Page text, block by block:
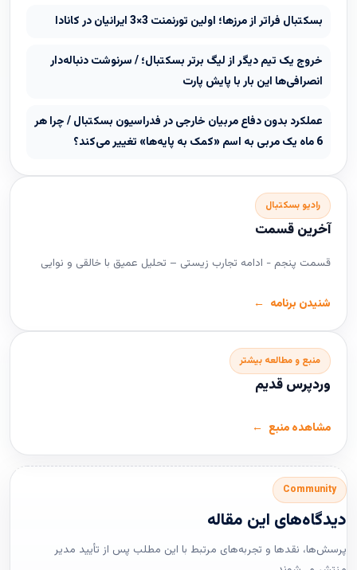
بسکتبال فراتر از مرزها؛ اولین تورنمنت 3×3 ایرانیان در کانادا
خروج یک تیم دیگر از لیگ برتر بسکتبال؛ / سرنوشت دنباله‌دار
انصرافی‌ها این بار با پایش پارت
عملکرد بدون دفاع مربیان خارجی در فدراسیون بسکتبال / چرا هر
6 ماه یک مربی به اسم «کمک به پایه‌ها» تغییر می‌کند؟
رادیو بسکتبال
آخرین قسمت
قسمت پنجم - ادامه تجارب زیستی – تحلیل عمیق با خالقی و نوایی
شنیدن برنامه
منبع و مطالعه بیشتر
وردپرس قدیم
مشاهده منبع
Community
دیدگاه‌های این مقاله
پرسش‌ها، نقدها و تجربه‌های مرتبط با این مطلب پس از تأیید مدیر